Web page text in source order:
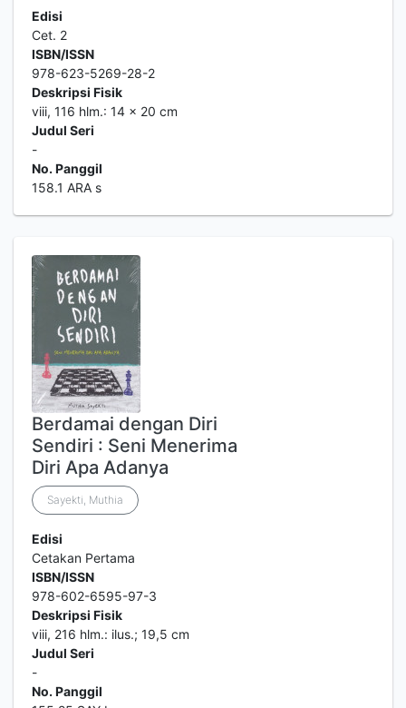
Edisi
Cet. 2
ISBN/ISSN
978-623-5269-28-2
Deskripsi Fisik
viii, 116 hlm.: 14 x 20 cm
Judul Seri
-
No. Panggil
158.1 ARA s
Berdamai dengan Diri
Sendiri : Seni Menerima
Diri Apa Adanya
Sayekti, Muthia
Edisi
Cetakan Pertama
ISBN/ISSN
978-602-6595-97-3
Deskripsi Fisik
viii, 216 hlm.: ilus.; 19,5 cm
Judul Seri
-
No. Panggil